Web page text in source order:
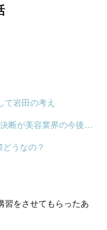
岩田の考え
マーケティングを教育として取り入れる決断が美容業界の今後を変える
うなの？
習をさせてもらったあ